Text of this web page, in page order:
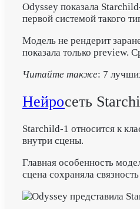
Odyssey показала
первой системой такого
Модель не рендерит
показала только preview.
Читайте также: 7
Нейросеть
Starchild-1 относится к
внутри сцены.
Главная особенность
сцена сохраняла